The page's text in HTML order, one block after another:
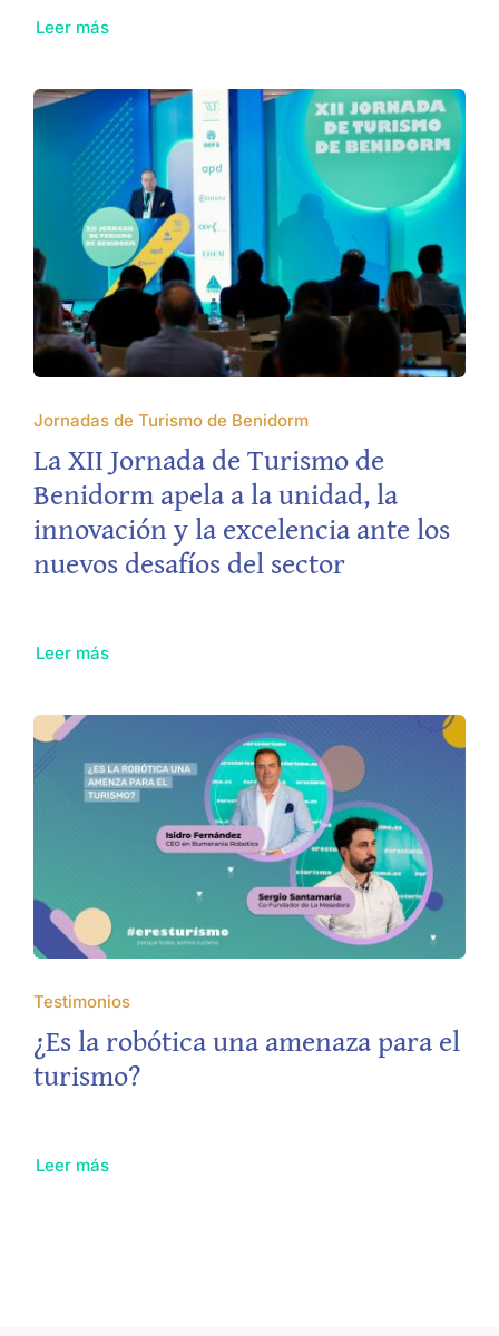
Leer más
Jornadas de Turismo de Benidorm
La XII Jornada de Turismo de
Benidorm apela a la unidad, la
innovación y la excelencia ante los
nuevos desafíos del sector
Leer más
Testimonios
¿Es la robótica una amenaza para el
turismo?
Leer más